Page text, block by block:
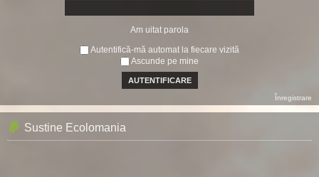
Am uitat parola
Autentifică-mă automat la fiecare vizită
Ascunde pe mine
Înregistrare
Sustine Ecolomania